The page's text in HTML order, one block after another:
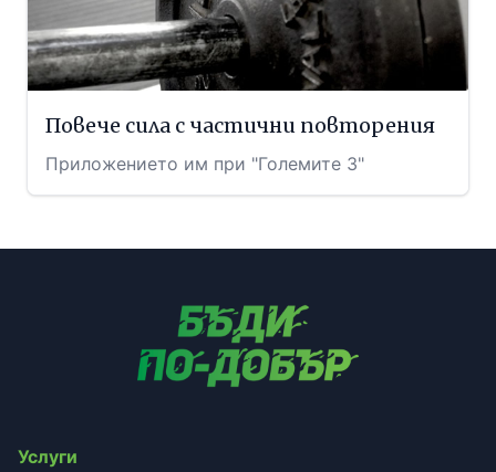
Повече сила с частични повторения
Приложението им при "Големите 3"
Услуги